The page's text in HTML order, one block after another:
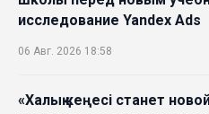
исследование Yandex Ads
06 Авг. 2026 18:58
«Халық кеңесі станет